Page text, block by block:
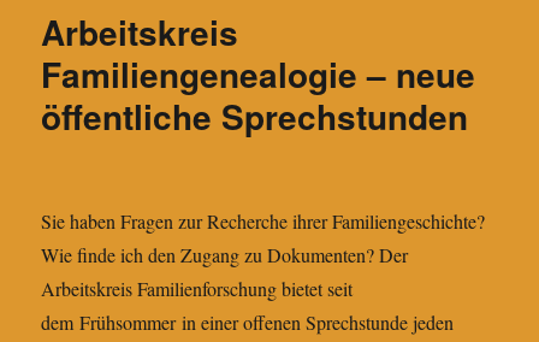
–
Leben
für
die
Arbeitskreis
Familiengenealogie – neue
öffentliche Sprechstunden
Sie haben Fragen zur Recherche ihrer Familiengeschichte?
Wie finde ich den Zugang zu Dokumenten? Der
Arbeitskreis Familienforschung bietet seit
dem Frühsommer in einer offenen Sprechstunde jeden